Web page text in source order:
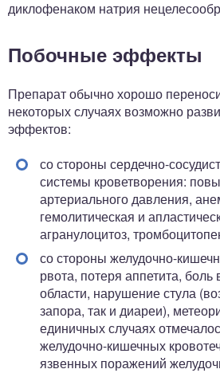
диклофенаком натрия
Побочные эффекты
Препарат обычно хорошо
некоторых случаях возможно
эффектов:
со стороны сердечно-
системы кроветворения:
артериального давления,
гемолитическая и
агранулоцитоз,
со стороны желудочно-
рвота, потеря аппетита, боль
области, нарушение стула
запора, так и диареи),
единичных случаях
желудочно-кишечных
язвенных поражений